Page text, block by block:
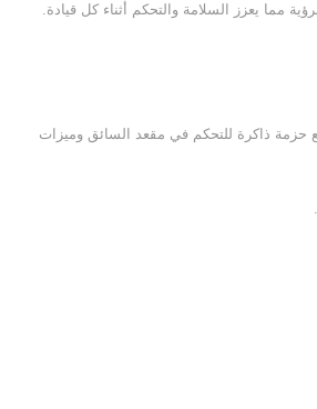
حزمة ذاكرة للتحكم في مقعد السائق وميزات